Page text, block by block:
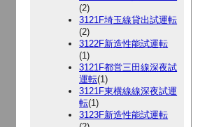
(2)
3121F埼玉線貸出試運転
(2)
3122F新造性能試運転
(1)
3121F都営三田線深夜試
運転(1)
3121F東横線線深夜試運
転(1)
3123F新造性能試運転